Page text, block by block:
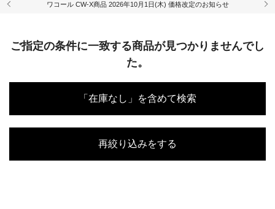
ワコール CW-X商品 2026年10月1日(木) 価格改定のお知らせ
ご指定の条件に一致する商品が見つかりませんでし
た。
「在庫なし」を含めて検索
再絞り込みをする